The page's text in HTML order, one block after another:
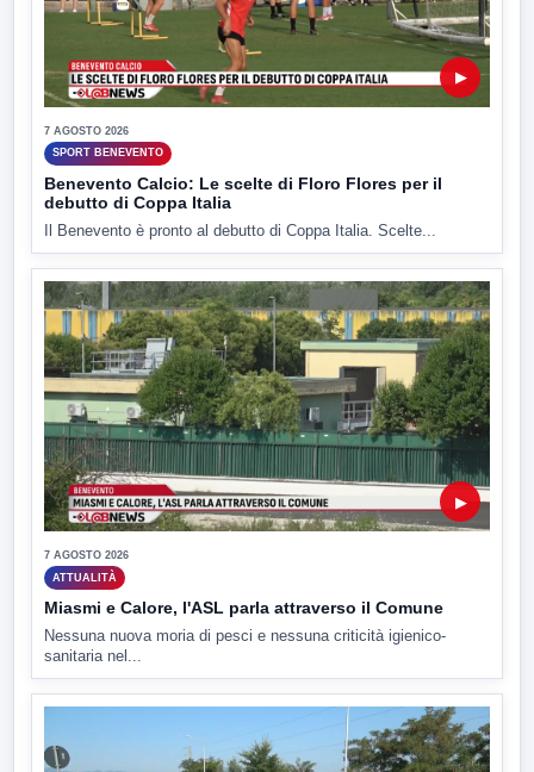
▶
7 AGOSTO 2026
SPORT BENEVENTO
Benevento Calcio: Le scelte di Floro Flores per il
debutto di Coppa Italia
Il Benevento è pronto al debutto di Coppa Italia. Scelte...
▶
7 AGOSTO 2026
ATTUALITÀ
Miasmi e Calore, l'ASL parla attraverso il Comune
Nessuna nuova moria di pesci e nessuna criticità igienico-
sanitaria nel...